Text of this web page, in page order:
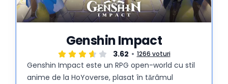
Genshin Impact
3.62 1266 voturi
Genshin Impact este un RPG open-world cu stil
anime de la HoYoverse, plasat în tărâmul